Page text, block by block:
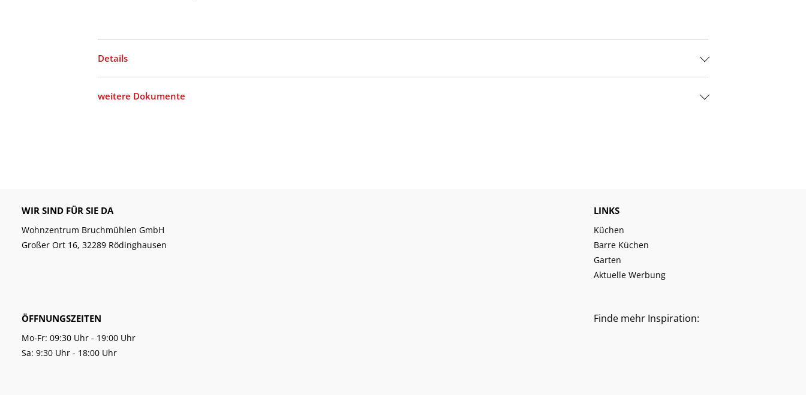
Details
weitere Dokumente
WIR SIND FÜR SIE DA
Wohnzentrum Bruchmühlen GmbH
Großer Ort 16, 32289 Rödinghausen
LINKS
Küchen
Barre Küchen
Garten
Aktuelle Werbung
ÖFFNUNGSZEITEN
Mo-Fr: 09:30 Uhr - 19:00 Uhr
Sa: 9:30 Uhr - 18:00 Uhr
Finde mehr Inspiration: